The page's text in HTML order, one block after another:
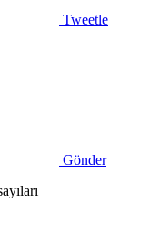
Tweetle
Gönder